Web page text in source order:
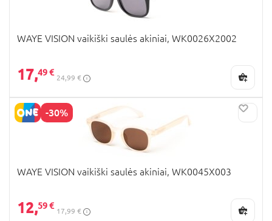
WAYE VISION vaikiški saulės akiniai, WK0026X2002
17,49 €
24,99 €
-30%
WAYE VISION vaikiški saulės akiniai, WK0045X003
12,59 €
17,99 €